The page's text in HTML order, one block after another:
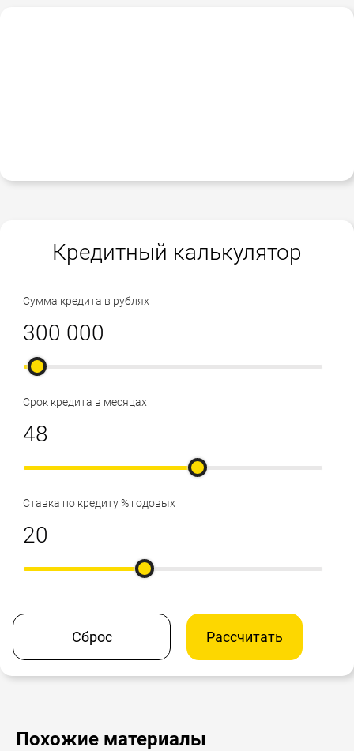
Кредитный калькулятор
Сумма кредита в рублях
Срок кредита в месяцах
Ставка по кредиту % годовых
Сброс Рассчитать
Похожие материалы